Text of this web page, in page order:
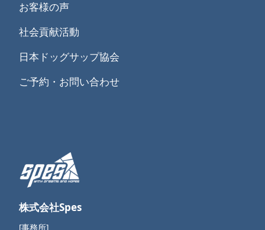
お客様の声
社会貢献活動
日本ドッグサップ協会
ご予約・お問い合わせ
株式会社Spes
[事務所]